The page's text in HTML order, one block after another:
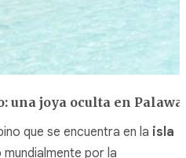
una joya oculta en
que se encuentra en la isla
por la